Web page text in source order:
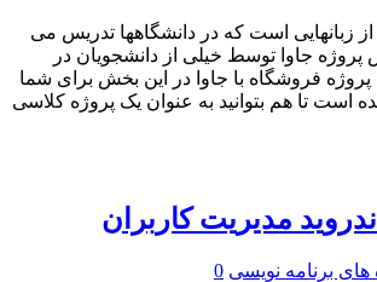
از زبانهایی است که در دانشگاهها تدریس می
جاوا توسط خیلی از دانشجویان در
فروشگاه با جاوا در این بخش برای شما
است تا هم بتوانید به عنوان یک پروژه کلاسی
مدیریت کاربران
های برنامه نویسی 0